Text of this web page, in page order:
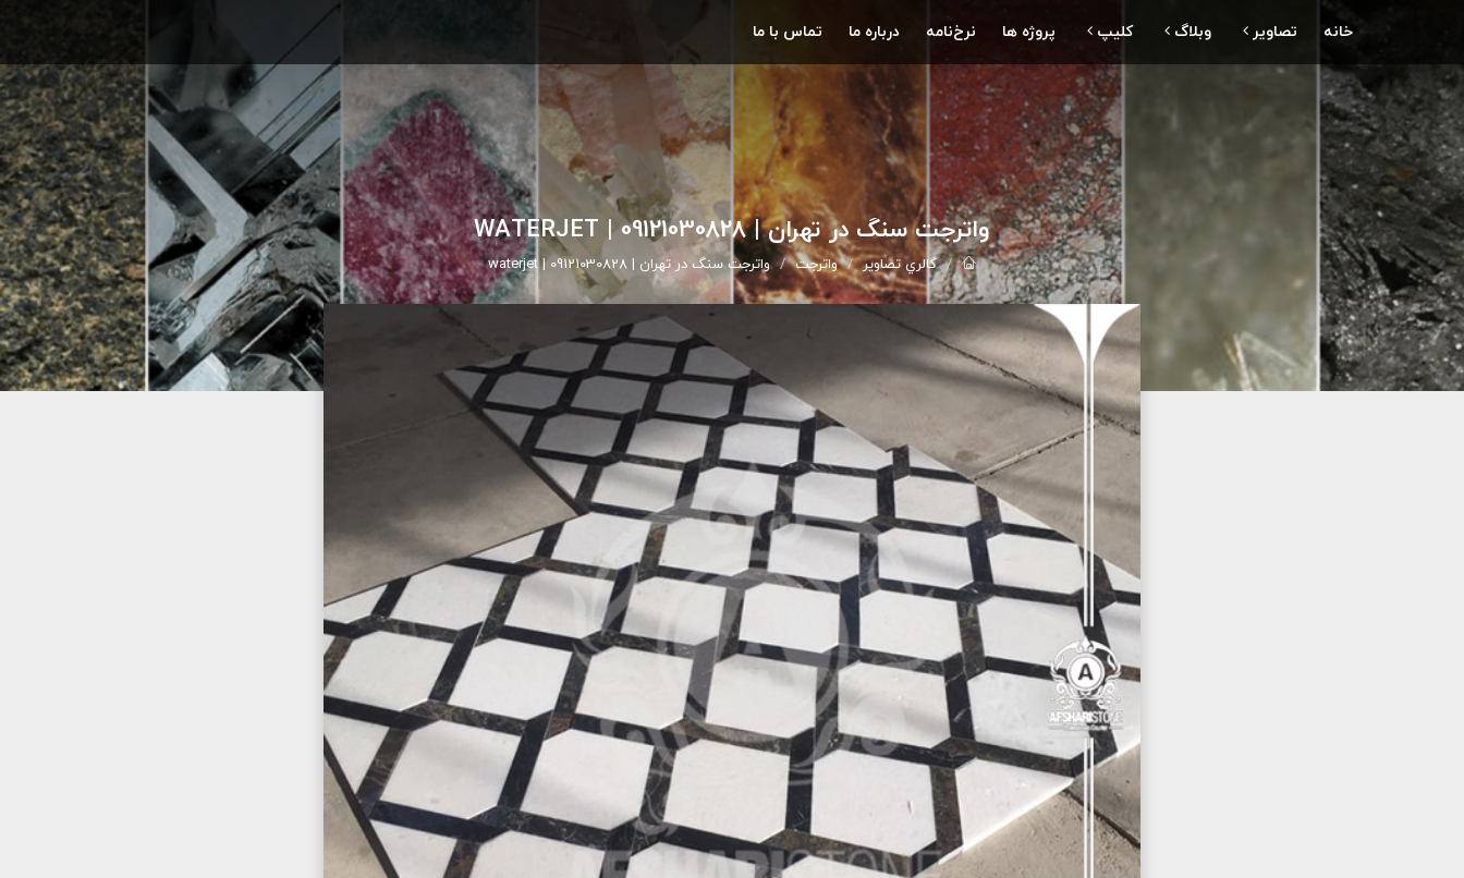
خانه تصاویر وبلاگ کلیپ پروژه ها نرخ‌نامه درباره ما تماس با ما
واترجت سنگ در تهران | 09121030828 | WATERJET
گالري تصاوير واترجت واترجت سنگ در تهران | 09121030828 | waterjet